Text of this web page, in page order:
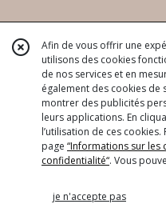
Afin de vous offrir une
utilisons des cookies
de nos services et en
également des cookies de
montrer des publicités
leurs applications. En
l’utilisation de ces
page “Informations sur les
confidentialité“. Vous
je n'accepte pas